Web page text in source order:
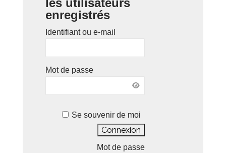
les utilisateurs
enregistrés
Identifiant ou e-mail
Mot de passe
Se souvenir de moi
Mot de passe